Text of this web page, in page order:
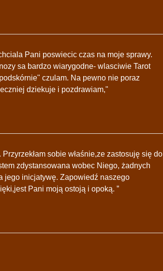
Pani poswiecic czas na moje sprawy.
sa bardzo wiarygodne- wlasciwie Tarot
czulam. Na pewno nie poraz
dziekuje i pozdrawiam,"
sobie właśnie,ze zastosuję się do
zdystansowana wobec Niego, żadnych
jego inicjatywę. Zapowiedź naszego
Pani moją ostoją i opoką. ”